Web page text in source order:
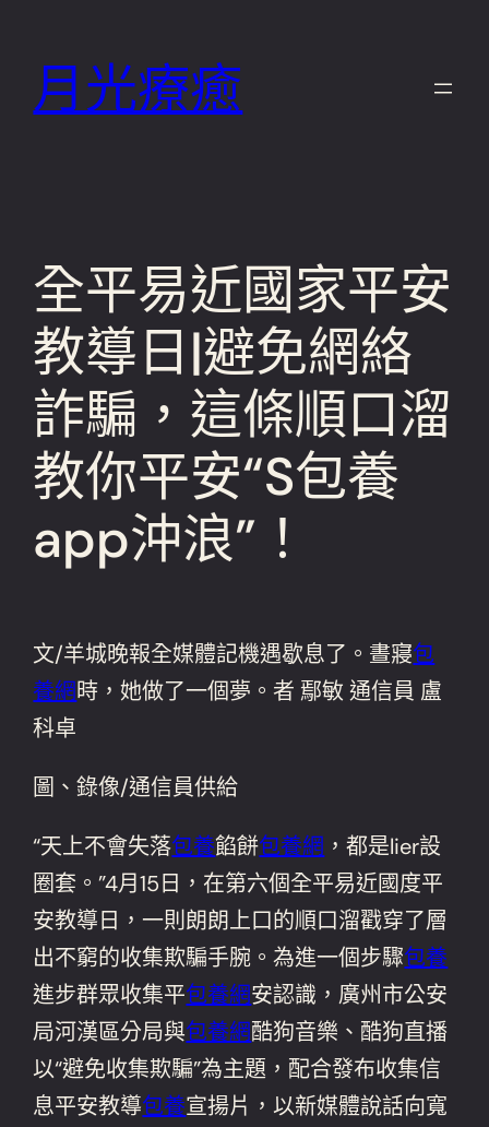
月光療癒
全平易近國家平安
教導日|避免網絡
詐騙，這條順口溜
教你平安“S包養
app沖浪”！
文/羊城晚報全媒體記機遇歇息了。晝寢包
養網時，她做了一個夢。者 鄢敏 通信員 盧
科卓
圖、錄像/通信員供給
“天上不會失落包養餡餅包養網 ，都是lier設
圈套。”4月15日，在第六個全平易近國度平
安教導日，一則朗朗上口的順口溜戳穿了層
出不窮的收集欺騙手腕。為進一個步驟包養
進步群眾收集平包養網安認識，廣州市公安
局河漢區分局與包養網酷狗音樂、酷狗直播
以“避免收集欺騙”為主題，配合發布收集信
息平安教導包養宣揚片，以新媒體說話向寬